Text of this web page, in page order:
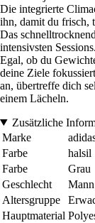
Die integrierte
ihn, damit du frisch,
Das
intensivsten Sessions.
Egal, ob du
deine Ziele
an, übertreffe dich
einem Lächeln.
Zusätzliche
Marke
Farbe
halsil
Farbe
Grau
Geschlecht
Mann
Altersgruppe
Hauptmaterial